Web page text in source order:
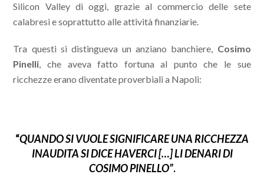
Silicon Valley di oggi, grazie al commercio delle sete
calabresi e soprattutto alle attività finanziarie.
Tra questi si distingueva un anziano banchiere, Cosimo
Pinelli, che aveva fatto fortuna al punto che le sue
ricchezze erano diventate proverbiali a Napoli:
“QUANDO SI VUOLE SIGNIFICARE UNA RICCHEZZA
INAUDITA SI DICE HAVERCI […] LI DENARI DI
COSIMO PINELLO”.